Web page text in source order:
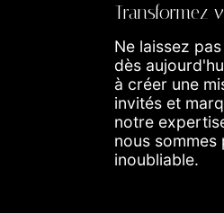
Transformez
Ne laissez
dès
à créer une
invités et
notre
nous
inoubliable.